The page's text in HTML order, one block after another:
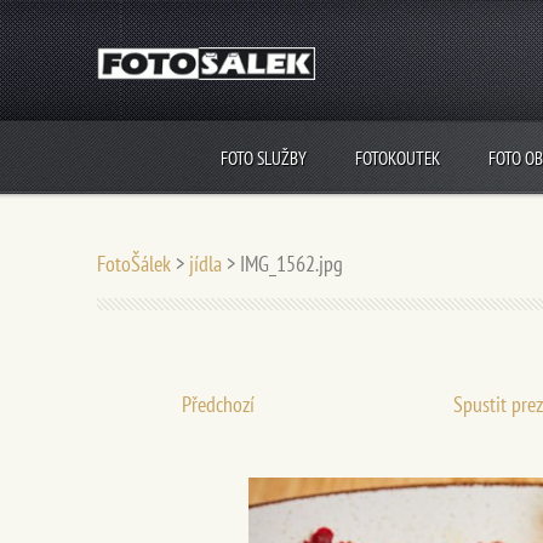
FOTO SLUŽBY FOTOKOUTEK FOTO
FotoŠálek > jídla > IMG_1562.jpg
Předchozí Spustit